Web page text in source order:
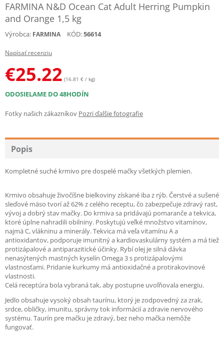
FARMINA N&D Ocean Cat Adult Herring Pumpkin
and Orange 1,5 kg
Výrobca: FARMINA KÓD:56614
Napísať recenziu
€25.22 (16.81 € / kg)
ODOSIELAME DO 48HODÍN
Fotky našich zákazníkov Pozri ďalšie fotografie
Popis
Kompletné suché krmivo pre dospelé mačky všetkých plemien.
Krmivo obsahuje živočíšne bielkoviny získané iba z rýb. Čerstvé a sušené
sleďové mäso tvorí až 62% z celého receptu, čo zabezpečuje zdravý rast,
vývoj a dobrý stav mačky. Do krmiva sa pridávajú pomaranče a tekvica,
ktoré úplne nahradili obilniny. Poskytujú veľké množstvo vitamínov,
najmä C, vlákninu a minerály. Tekvica má veľa vitamínu A a
antioxidantov, podporuje imunitný a kardiovaskulárny systém a má tiež
protizápalové a antiparazitické účinky. Rybí olej je silná dávka
nenasýtených mastných kyselín Omega 3 s protizápalovými
vlastnosťami. Pridanie kurkumy má antioxidačné a protirakovinové
vlastnosti.
Celá receptúra bola vybraná tak, aby postupne uvoľňovala energiu.
Jedlo obsahuje vysoký obsah taurínu, ktorý je zodpovedný za zrak,
srdce, obličky, imunitu, správny tok informácií a zdravie nervového
systému. Taurín pre mačku je zdravý, bez neho mačka nemôže
fungovať.